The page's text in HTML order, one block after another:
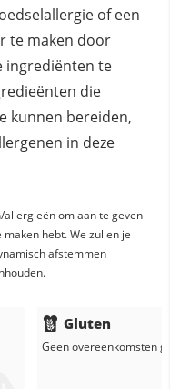
of een
te maken door
ingrediënten te
die
kunnen bereiden,
in deze
om aan te geven
hebt. We zullen je
afstemmen
Gluten
Geen overeenkomsten